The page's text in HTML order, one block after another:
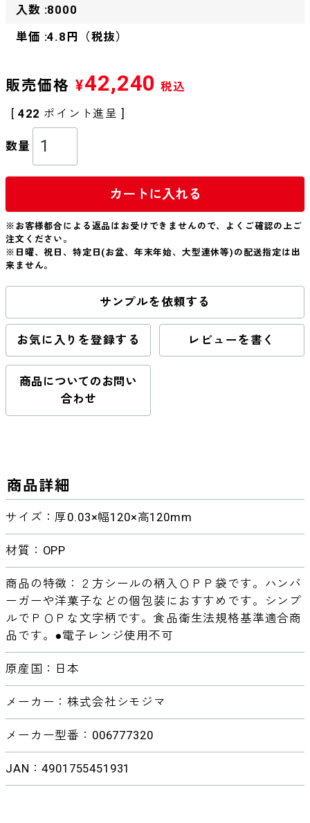
入数 :8000
単価 :4.8円（税抜）
販売価格 ¥42,240 税込
[ 422 ポイント進呈 ]
カートに入れる
※お客様都合による返品はお受けできませんので、よくご確認の上ご
注文ください。
※日曜、祝日、特定日(お盆、年末年始、大型連休等)の配送指定は出
来ません。
サンプルを依頼する
お気に入りを登録する レビューを書く
商品についてのお問い
合わせ
商品詳細
サイズ：厚0.03×幅120×高120mm
材質：OPP
商品の特徴：２方シールの柄入ＯＰＰ袋です。ハンバ
ーガーや洋菓子などの個包装におすすめです。シンプ
ルでＰＯＰな文字柄です。食品衛生法規格基準適合商
品です。●電子レンジ使用不可
原産国：日本
メーカー：株式会社シモジマ
メーカー型番：006777320
JAN：4901755451931